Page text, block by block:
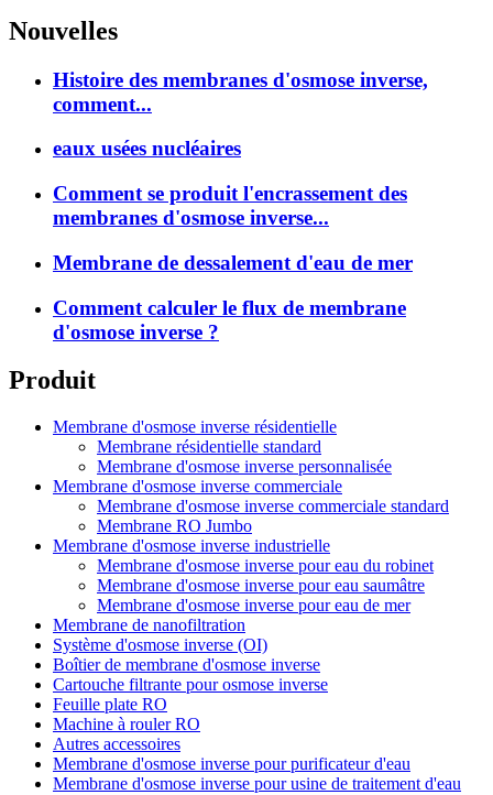
Nouvelles
Histoire des membranes d'osmose inverse,
comment...
eaux usées nucléaires
Comment se produit l'encrassement des
membranes d'osmose inverse...
Membrane de dessalement d'eau de mer
Comment calculer le flux de membrane
d'osmose inverse ?
Produit
Membrane d'osmose inverse résidentielle
Membrane résidentielle standard
Membrane d'osmose inverse personnalisée
Membrane d'osmose inverse commerciale
Membrane d'osmose inverse commerciale standard
Membrane RO Jumbo
Membrane d'osmose inverse industrielle
Membrane d'osmose inverse pour eau du robinet
Membrane d'osmose inverse pour eau saumâtre
Membrane d'osmose inverse pour eau de mer
Membrane de nanofiltration
Système d'osmose inverse (OI)
Boîtier de membrane d'osmose inverse
Cartouche filtrante pour osmose inverse
Feuille plate RO
Machine à rouler RO
Autres accessoires
Membrane d'osmose inverse pour purificateur d'eau
Membrane d'osmose inverse pour usine de traitement d'eau